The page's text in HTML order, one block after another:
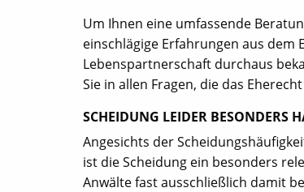
Um Ihnen eine umfassende
einschlägige Erfahrungen aus
Lebenspartnerschaft durchaus
Sie in allen Fragen, die das
SCHEIDUNG LEIDER BESONDERS
Angesichts der
ist die Scheidung ein besonders
Anwälte fast ausschließlich damit